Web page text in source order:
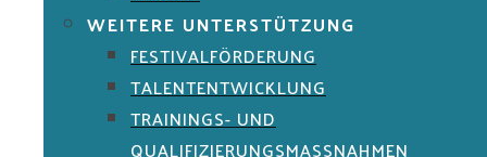
WEITERE UNTERSTÜTZUNG
FESTIVALFÖRDERUNG
TALENTENTWICKLUNG
TRAININGS- UND
QUALIFIZIERUNGSMASSNAHMEN